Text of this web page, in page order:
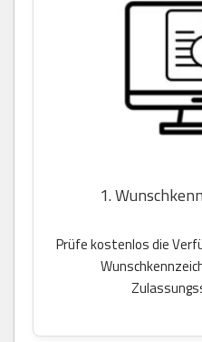
1.
Prüfe kostenlos die